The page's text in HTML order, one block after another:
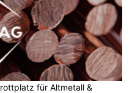
für Altmetall &